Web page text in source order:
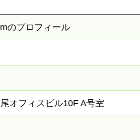
のプロフィール
オフィスビル10F A号室